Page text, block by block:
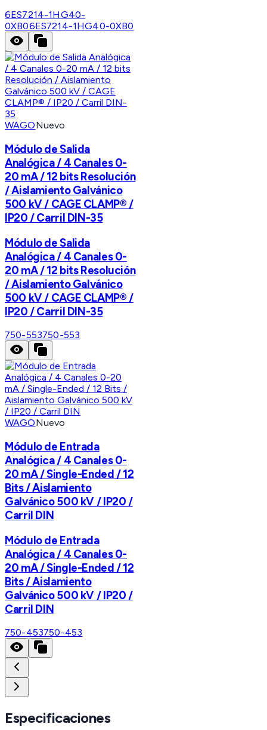
6ES7214-1HG40-
0XB06ES7214-1HG40-0XB0
WAGONuevo
Módulo de Salida
Analógica / 4 Canales 0-
20 mA / 12 bits Resolución
/ Aislamiento Galvánico
500 kV / CAGE CLAMP® /
IP20 / Carril DIN-35
Módulo de Salida
Analógica / 4 Canales 0-
20 mA / 12 bits Resolución
/ Aislamiento Galvánico
500 kV / CAGE CLAMP® /
IP20 / Carril DIN-35
750-553750-553
WAGONuevo
Módulo de Entrada
Analógica / 4 Canales 0-
20 mA / Single-Ended / 12
Bits / Aislamiento
Galvánico 500 kV / IP20 /
Carril DIN
Módulo de Entrada
Analógica / 4 Canales 0-
20 mA / Single-Ended / 12
Bits / Aislamiento
Galvánico 500 kV / IP20 /
Carril DIN
750-453750-453
Especificaciones